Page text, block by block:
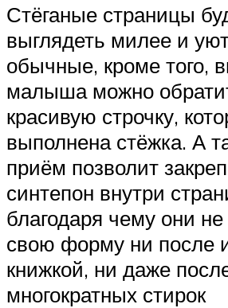
Стёганые страницы
выглядеть милее и
обычные, кроме того,
малыша можно
красивую строчку,
выполнена стёжка. А
приём позволит
синтепон внутри
благодаря чему они
свою форму ни после
книжкой, ни даже
многократных стирок